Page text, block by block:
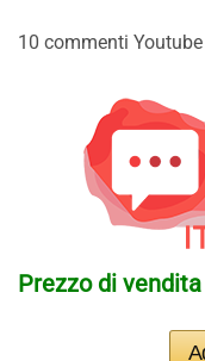
10 commenti Youtube
Prezzo di vendita